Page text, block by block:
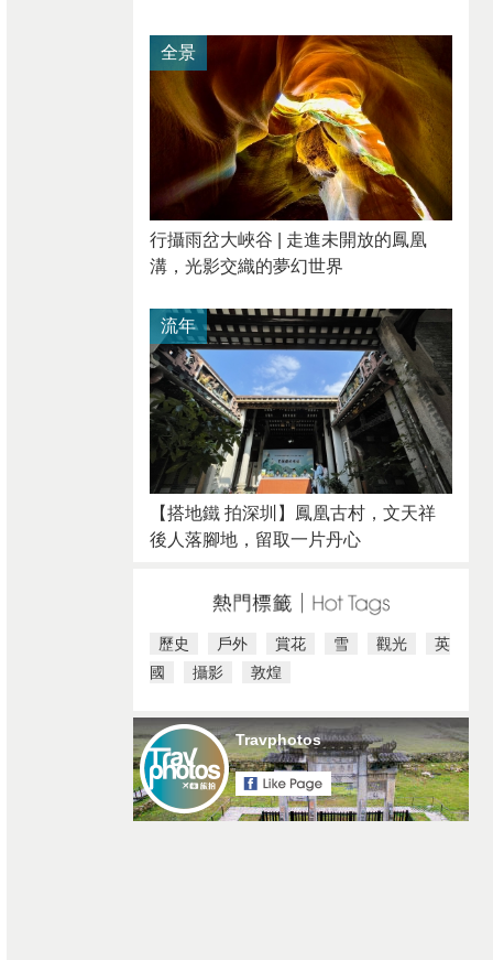
行攝雨岔大峽谷 | 走進未開放的鳳凰
溝，光影交織的夢幻世界
全景
【搭地鐵 拍深圳】鳳凰古村，文天祥
後人落腳地，留取一片丹心
流年
歷史 戶外 賞花 雪 觀光
英
國
攝影 敦煌
Travphotos